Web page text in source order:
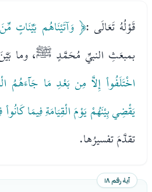
قَوْلُهُ تَعَالَى :﴿ وَآتَيْنَاهُم بَيِّنَاتٍ
بمبعَثِ النبيِّ مُحَمَّدٍ ﷺ، وما
اخْتَلَفُواْ إِلاَّ مِن بَعْدِ مَا جَآءَهُمُ
يَقْضِي بِيْنَهُمْ يَوْمَ الْقِيَامَةِ فِيمَا
تقدَّمَ تفسيرُها.
آية رقم ١٨